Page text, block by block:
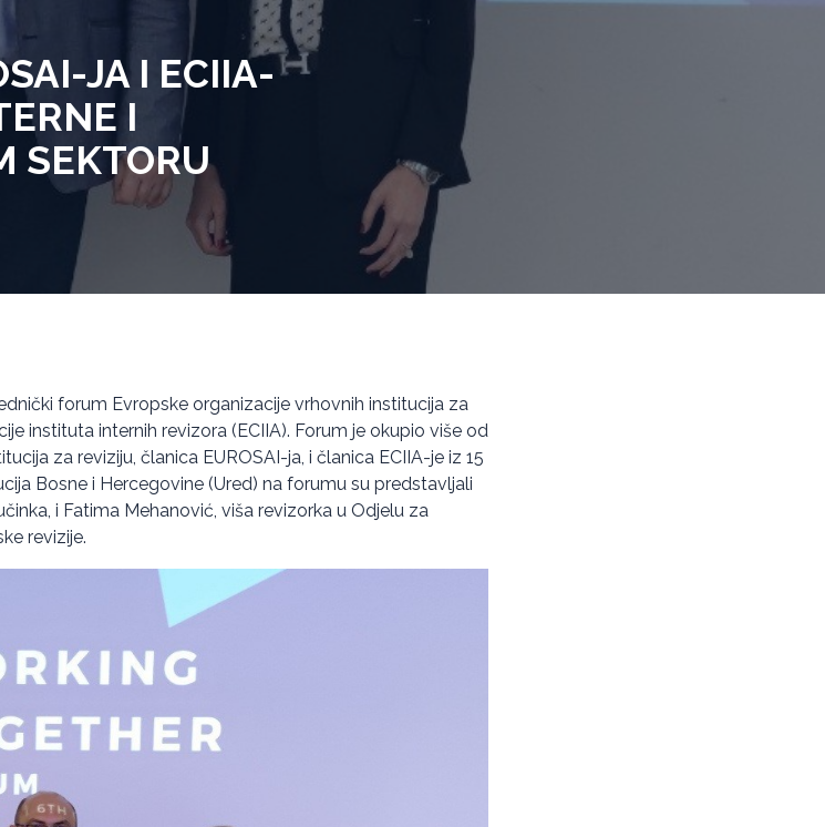
JA I ECIIA-
I
SEKTORU
forum Evropske organizacije vrhovnih institucija za
instituta internih revizora (ECIIA). Forum je okupio više od
za reviziju, članica EUROSAI-ja, i članica ECIIA-je iz 15
Bosne i Hercegovine (Ured) na forumu su predstavljali
i Fatima Mehanović, viša revizorka u Odjelu za
revizije.